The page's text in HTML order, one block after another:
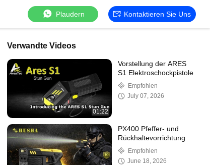
Plaudern Kontaktieren Sie Uns
Verwandte Videos
01:22
Vorstellung der ARES
S1 Elektroschockpistole
Empfohlen
July 07, 2026
PX400 Pfeffer- und
Rückhaltevorrichtung
Empfohlen
June 18, 2026